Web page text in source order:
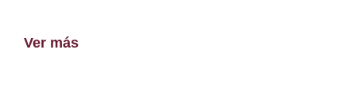
Ver más